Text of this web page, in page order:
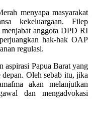
menyapa masyarakat
kekeluargaan. Filep
menjabat anggota DPD RI
hak-hak OAP
regulasi.
aspirasi Papua Barat yang
Oleh sebab itu, jika
akan melanjutkan
dan mengadvokasi